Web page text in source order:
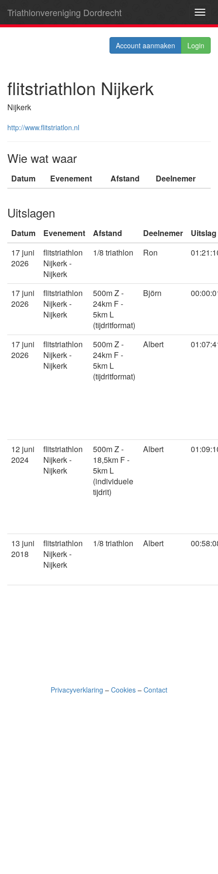
Triathlonvereniging Dordrecht
Account aanmaken Login
flitstriathlon Nijkerk
Nijkerk
http://www.flitstriatlon.nl
Wie wat waar
Datum Evenement Afstand Deelnemer
Uitslagen
Datum Evenement Afstand Deelnemer
Uitslag
17 juni
2026
flitstriathlon
Nijkerk -
Nijkerk
1/8 triathlon Ron
17 juni
2026
flitstriathlon
Nijkerk -
Nijkerk
500m Z -
24km F -
5km L
(tijdritformat)
Björn
17 juni
2026
flitstriathlon
Nijkerk -
Nijkerk
500m Z -
24km F -
5km L
(tijdritformat)
Albert
12 juni
2024
flitstriathlon
Nijkerk -
Nijkerk
500m Z -
18,5km F -
5km L
(individuele
tijdrit)
Albert
13 juni
2018
flitstriathlon
Nijkerk -
Nijkerk
1/8 triathlon Albert
Privacyverklaring – Cookies – Contact